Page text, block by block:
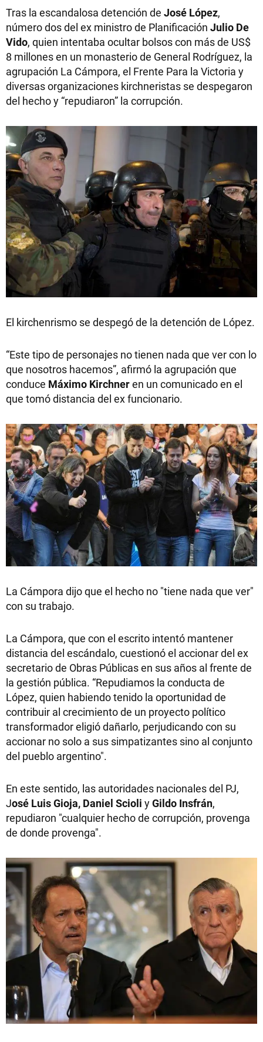
Tras la escandalosa detención de José López,
número dos del ex ministro de Planificación Julio De
Vido, quien intentaba ocultar bolsos con más de US$
8 millones en un monasterio de General Rodríguez, la
agrupación La Cámpora, el Frente Para la Victoria y
diversas organizaciones kirchneristas se despegaron
del hecho y “repudiaron” la corrupción.
El kirchenrismo se despegó de la detención de López.
“Este tipo de personajes no tienen nada que ver con lo
que nosotros hacemos”, afirmó la agrupación que
conduce Máximo Kirchneren un comunicado en el
que tomó distancia del ex funcionario.
La Cámpora dijo que el hecho no "tiene nada que ver"
con su trabajo.
La Cámpora, que con el escrito intentó mantener
distancia del escándalo, cuestionó el accionar del ex
secretario de Obras Públicas en sus años al frente de
la gestión pública. “Repudiamos la conducta de
López, quien habiendo tenido la oportunidad de
contribuir al crecimiento de un proyecto político
transformador eligió dañarlo, perjudicando con su
accionar no solo a sus simpatizantes sino al conjunto
del pueblo argentino".
En este sentido, las autoridades nacionales del PJ,
José Luis Gioja, Daniel Scioli yGildo Insfrán,
repudiaron "cualquier hecho de corrupción, provenga
de donde provenga".